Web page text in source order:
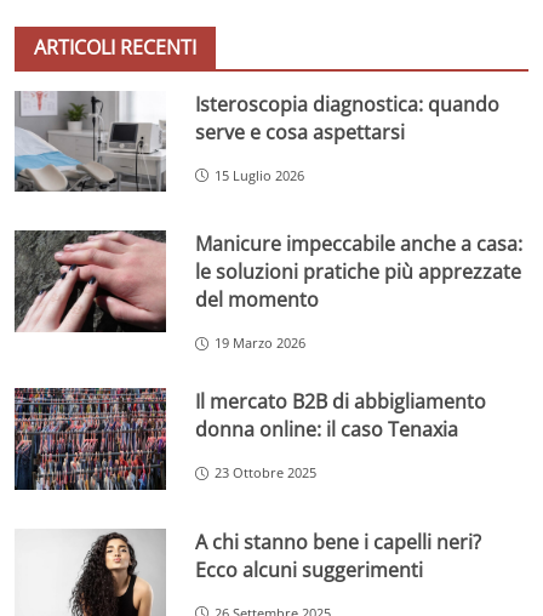
ARTICOLI RECENTI
Isteroscopia diagnostica: quando
serve e cosa aspettarsi
15 Luglio 2026
Manicure impeccabile anche a casa:
le soluzioni pratiche più apprezzate
del momento
19 Marzo 2026
Il mercato B2B di abbigliamento
donna online: il caso Tenaxia
23 Ottobre 2025
A chi stanno bene i capelli neri?
Ecco alcuni suggerimenti